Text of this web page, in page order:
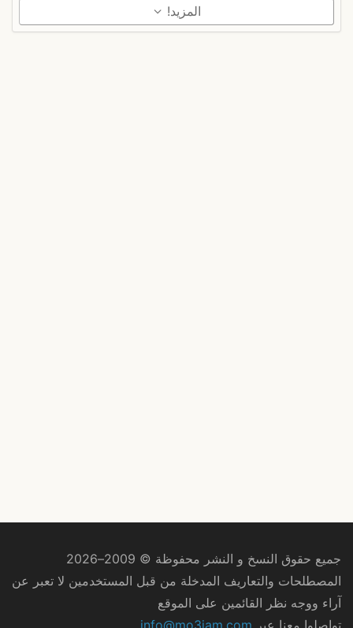
المزيد!
جميع حقوق النسخ و النشر محفوظة © 2009–2026
المصطلحات والتعاريف المدخلة من قبل المستخدمين لا تعبر عن
آراء ووجه نظر القائمين على الموقع
تواصلوا معنا عبر info@mo3jam.com